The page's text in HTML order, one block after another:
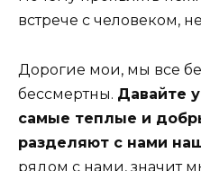
встрече с человеком,
Дорогие мои, мы все
бессмертны. Давайте
самые теплые и
разделяют с нами
рядом с нами, значит